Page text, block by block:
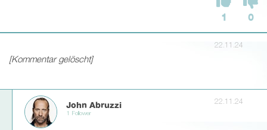
1 0
22.11.24
[Kommentar gelöscht]
John Abruzzi
1 Follower
22.11.24